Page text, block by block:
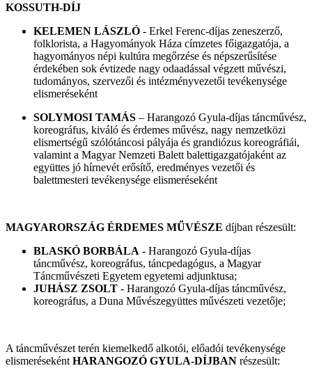
KOSSUTH-DÍJ
KELEMEN LÁSZLÓ - Erkel Ferenc-díjas zeneszerző,
folklorista, a Hagyományok Háza címzetes főigazgatója, a
hagyományos népi kultúra megőrzése és népszerűsítése
érdekében sok évtizede nagy odaadással végzett művészi,
tudományos, szervezői és intézményvezetői tevékenysége
elismeréseként
SOLYMOSI TAMÁS – Harangozó Gyula-díjas táncművész,
koreográfus, kiváló és érdemes művész, nagy nemzetközi
elismertségű szólótáncosi pályája és grandiózus koreográfiái,
valamint a Magyar Nemzeti Balett balettigazgatójaként az
együttes jó hírnevét erősítő, eredményes vezetői és
balettmesteri tevékenysége elismeréseként
MAGYARORSZÁG ÉRDEMES MŰVÉSZE díjban részesült:
BLASKÓ BORBÁLA - Harangozó Gyula-díjas
táncművész, koreográfus, táncpedagógus, a Magyar
Táncművészeti Egyetem egyetemi adjunktusa;
JUHÁSZ ZSOLT - Harangozó Gyula-díjas táncművész,
koreográfus, a Duna Művészegyüttes művészeti vezetője;
A táncművészet terén kiemelkedő alkotói, előadói tevékenysége
elismeréseként HARANGOZÓ GYULA-DÍJBAN részesült: